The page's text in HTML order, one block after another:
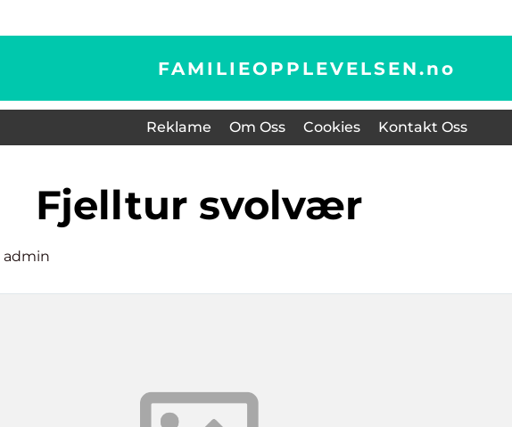
FAMILIEOPPLEVELSEN.no
Reklame Om Oss Cookies Kontakt Oss
fjelltur svolvær
admin